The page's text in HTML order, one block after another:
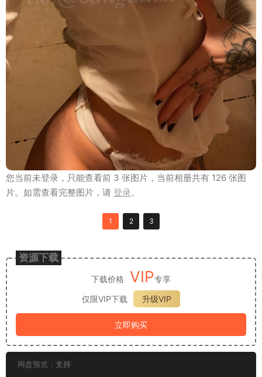
您当前未登录，只能查看前 3 张图片，当前相册共有 126 张图
片。如需查看完整图片，请 登录。
1 2 3
资源下载
下载价格 VIP专享
仅限VIP下载
升级VIP
立即购买
网盘预览： 支持